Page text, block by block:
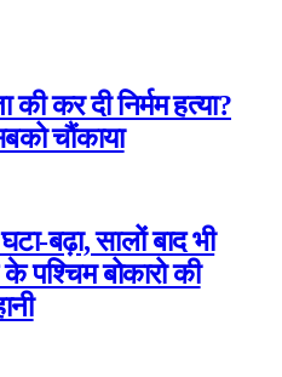
कर दी निर्मम हत्या?
चौंकाया
बढ़ा, सालों बाद भी
पश्चिम बोकारो की